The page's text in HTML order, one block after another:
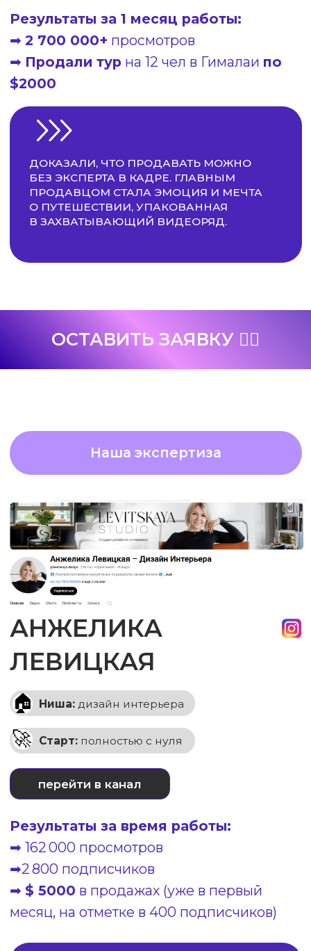
Сильная
персонализированная
стратегия
🎯
Адаптация роликов под
актуальные алгоритмы
целевую аудиторию
🎞
Продвижение YouTube и Reels — это
не расход, а инвестиция в ваше будущее
и стабильный поток клиентов
Стоимость продюсирования всегда
рассчитывается индивидуально
и зависит от ваших целей, ниши
и текущего состояния канала.
Мы не предлагаем «шаблонных»
решений, а создаем персональную
стратегию, которая приведет вас
к желаемым результатам.
Диапазон цен:Ориентировочная
стоимость наших услуг — от 600 $ до 3
000 $ в месяц. (В зависимости
от сложности проекта.)
Что входит в Продюссирование под
ключ"
Коротко и по делу: как
результат в YouTube и instagram ?
Этап 1: Аудит и стратегия
(Ahrefs, SimilarWeb, Brand Analytics)
— Определение целей и KPI: рост
подписчиков, трафик, узнаваемость
Выбираем формат, где каждый
ролик — это шаг к конкретной цели:
росту охватов, заявок или
— Подбираем темы, которые
новых подписчиков.